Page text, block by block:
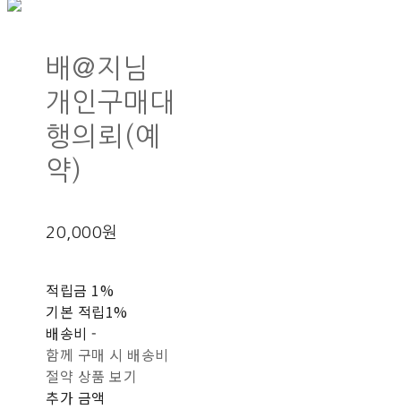
배@지님
개인구매대
행의뢰(예
약)
20,000원
적립금 1%
기본 적립1%
배송비-
함께 구매 시 배송비
절약 상품 보기
추가 금액